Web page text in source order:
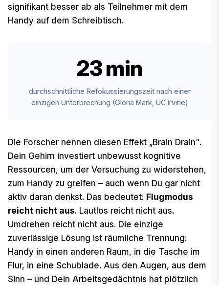
signifikant besser ab als Teilnehmer mit dem
Handy auf dem Schreibtisch.
23 min
durchschnittliche Refokussierungszeit nach einer
einzigen Unterbrechung (Gloria Mark, UC Irvine)
Die Forscher nennen diesen Effekt „Brain Drain".
Dein Gehirn investiert unbewusst kognitive
Ressourcen, um der Versuchung zu widerstehen,
zum Handy zu greifen – auch wenn Du gar nicht
aktiv daran denkst. Das bedeutet: Flugmodus
reicht nicht aus. Lautlos reicht nicht aus.
Umdrehen reicht nicht aus. Die einzige
zuverlässige Lösung ist räumliche Trennung:
Handy in einen anderen Raum, in die Tasche im
Flur, in eine Schublade. Aus den Augen, aus dem
Sinn – und Dein Arbeitsgedächtnis hat plötzlich